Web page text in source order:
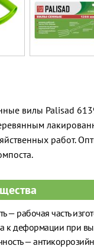
вилы Palisad
работ.
— рабочая часть
к деформации при
—